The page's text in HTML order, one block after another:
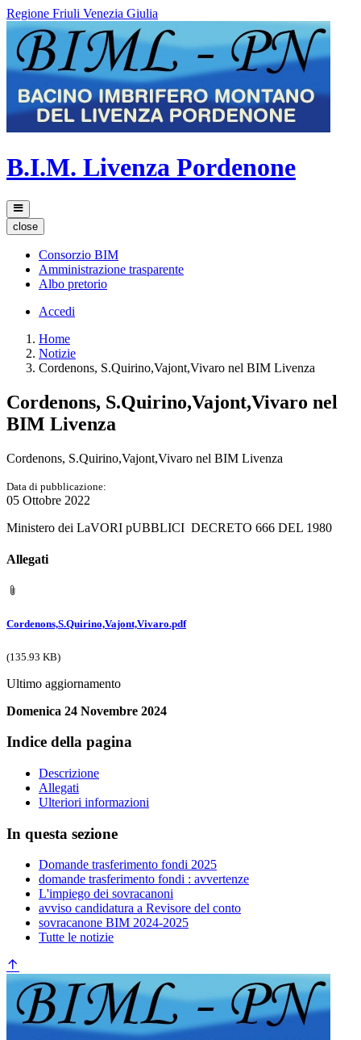
Regione Friuli Venezia Giulia
B.I.M. Livenza Pordenone
close
Consorzio BIM
Amministrazione trasparente
Albo pretorio
Accedi
Home
Notizie
Cordenons, S.Quirino,Vajont,Vivaro nel BIM Livenza
Cordenons, S.Quirino,Vajont,Vivaro nel
BIM Livenza
Cordenons, S.Quirino,Vajont,Vivaro nel BIM Livenza
Data di pubblicazione:
05 Ottobre 2022
Ministero dei LaVORI pUBBLICI DECRETO 666 DEL 1980
Allegati
Cordenons,S.Quirino,Vajont,Vivaro.pdf
(135.93 KB)
Ultimo aggiornamento
Domenica 24 Novembre 2024
Indice della pagina
Descrizione
Allegati
Ulteriori informazioni
In questa sezione
Domande trasferimento fondi 2025
domande trasferimento fondi : avvertenze
L'impiego dei sovracanoni
avviso candidatura a Revisore del conto
sovracanone BIM 2024-2025
Tutte le notizie